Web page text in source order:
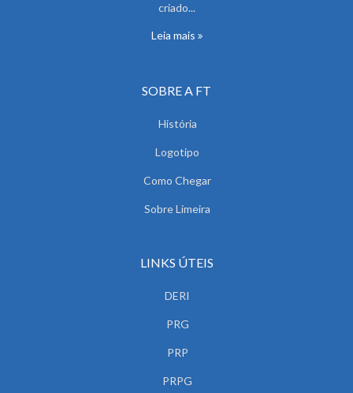
criado...
Leia mais
SOBRE A FT
História
Logotipo
Como Chegar
Sobre Limeira
LINKS ÚTEIS
DERI
PRG
PRP
PRPG